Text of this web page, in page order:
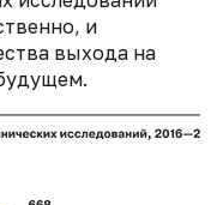
и
выхода на